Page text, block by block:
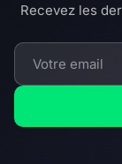
Recevez les